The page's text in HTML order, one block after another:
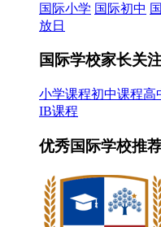
国际小学 国际初中
放日
国际学校家长关
小学课程初中课程高
IB课程
优秀国际学校推